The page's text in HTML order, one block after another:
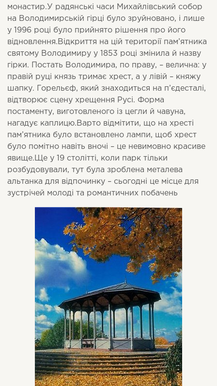
монастир.У радянські часи Михайлівський собор
на Володимирській гірці було зруйновано, і лише
у 1996 році було прийнято рішення про його
відновлення.Відкриття на цій території пам’ятника
святому Володимиру у 1853 році змінила й назву
гірки. Постать Володимира, по праву, – велична: у
правій руці князь тримає хрест, а у лівій – княжу
шапку. Горельєф, який знаходиться на п’єдесталі,
відтворює сцену хрещення Русі. Форма
постаменту, виготовленого із цегли й чавуна,
нагадує каплицю.Варто відмітити, що на хресті
пам’ятника було встановлено лампи, щоб хрест
було помітно навіть вночі – це невимовно красиве
явище.Ще у 19 столітті, коли парк тільки
розбудовували, тут була зроблена металева
альтанка для відпочинку – сьогодні це місце для
зустрічей молоді та романтичних побачень